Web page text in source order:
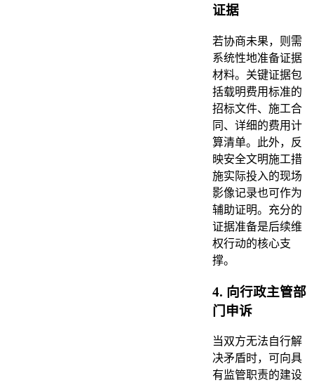
证据
若协商未果，则需
系统性地准备证据
材料。关键证据包
括载明费用标准的
招标文件、施工合
同、详细的费用计
算清单。此外，反
映安全文明施工措
施实际投入的现场
影像记录也可作为
辅助证明。充分的
证据准备是后续维
权行动的核心支
撑。
4. 向行政主管部
门申诉
当双方无法自行解
决矛盾时，可向具
有监管职责的建设